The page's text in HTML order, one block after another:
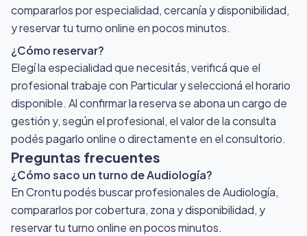
compararlos por especialidad, cercanía y disponibilidad,
y reservar tu turno online en pocos minutos.
¿Cómo reservar?
Elegí la especialidad que necesitás, verificá que el
profesional trabaje con Particular y seleccioná el horario
disponible. Al confirmar la reserva se abona un cargo de
gestión y, según el profesional, el valor de la consulta
podés pagarlo online o directamente en el consultorio.
Preguntas frecuentes
¿Cómo saco un turno de Audiología?
En Crontu podés buscar profesionales de Audiología,
compararlos por cobertura, zona y disponibilidad, y
reservar tu turno online en pocos minutos.